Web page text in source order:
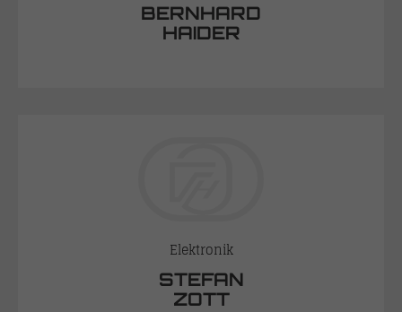
BERNHARD
HAIDER
Elektronik
STEFAN
ZOTT